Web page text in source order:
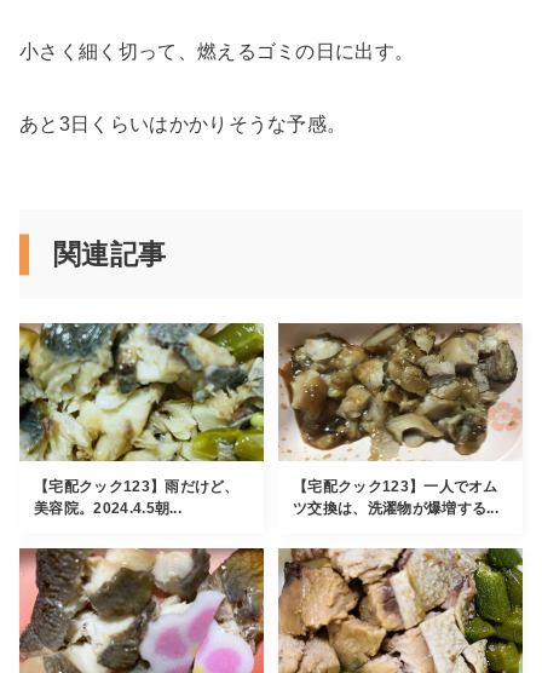
小さく細く切って、燃えるゴミの日に出す。
あと3日くらいはかかりそうな予感。
関連記事
【宅配クック123】雨だけど、
美容院。2024.4.5朝...
【宅配クック123】一人でオム
ツ交換は、洗濯物が爆増する...